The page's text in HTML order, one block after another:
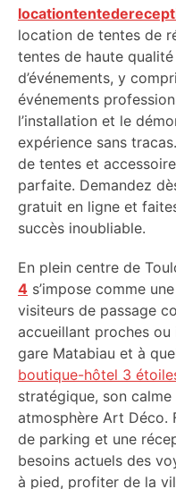
location de tentes de
tentes de haute
d’événements, y
événements
l’installation et le
expérience sans
de tentes et
parfaite. Demandez
gratuit en ligne et
succès inoubliable.
En plein centre de
4 s’impose comme
visiteurs de passage
accueillant proches ou
gare Matabiau et à
boutique-hôtel 3
stratégique, son
atmosphère Art Déco.
de parking et une
besoins actuels des
à pied, profiter de la